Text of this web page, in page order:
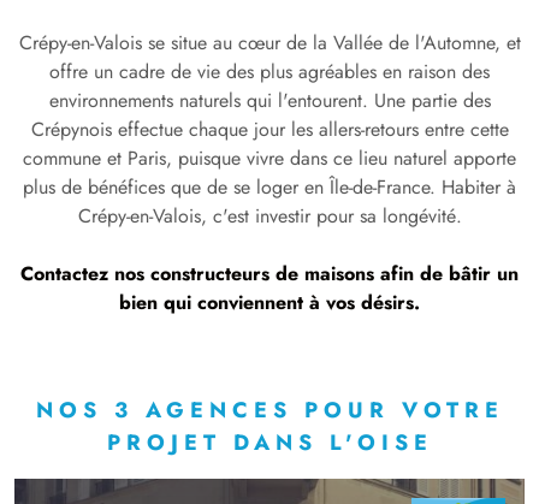
Crépy-en-Valois se situe au cœur de la Vallée de l'Automne, et
offre un cadre de vie des plus agréables en raison des
environnements naturels qui l'entourent. Une partie des
Crépynois effectue chaque jour les allers-retours entre cette
commune et Paris, puisque vivre dans ce lieu naturel apporte
plus de bénéfices que de se loger en Île-de-France. Habiter à
Crépy-en-Valois, c'est investir pour sa longévité.
Contactez nos constructeurs de maisons afin de bâtir un
bien qui conviennent à vos désirs.
NOS 3 AGENCES POUR VOTRE
PROJET DANS L'OISE